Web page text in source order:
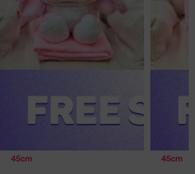
45cm 45cm